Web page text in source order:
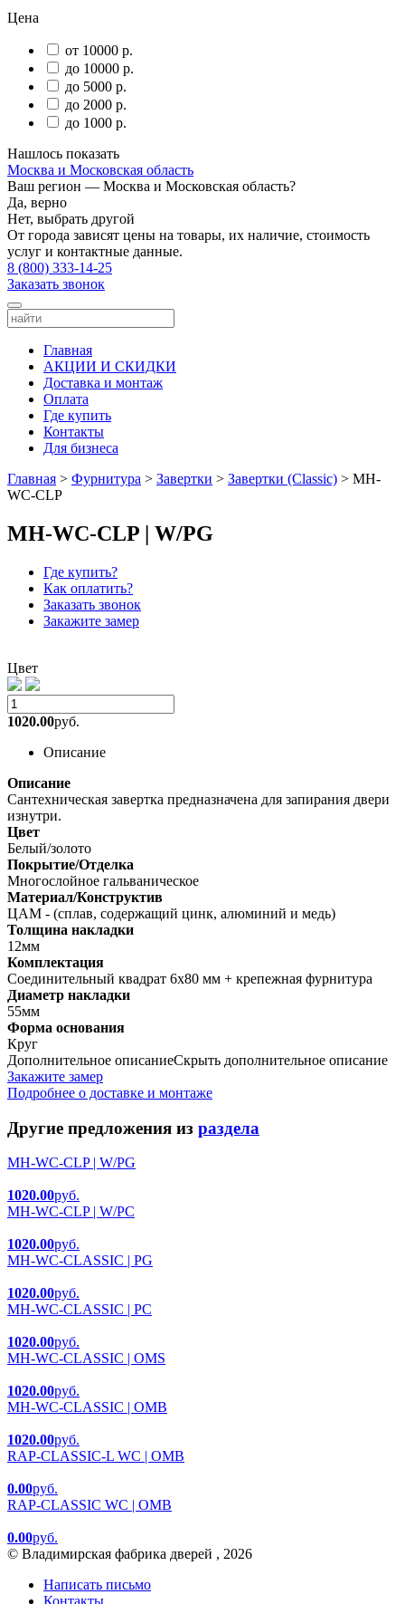
Цена
от 10000 р.
до 10000 р.
до 5000 р.
до 2000 р.
до 1000 р.
Нашлось показать
Москва и Московская область
Ваш регион — Москва и Московская область?
Да, верно
Нет, выбрать другой
От города зависят цены на товары, их наличие, стоимость
услуг и контактные данные.
8 (800) 333-14-25
Заказать звонок
Главная
АКЦИИ И СКИДКИ
Доставка и монтаж
Оплата
Где купить
Контакты
Для бизнеса
Главная > Фурнитура > Завертки > Завертки (Classic) > MH-
WC-CLP
MH-WC-CLP | W/PG
Где купить?
Как оплатить?
Заказать звонок
Закажите замер
Цвет
1020.00руб.
Описание
Описание
Сантехническая завертка предназначена для запирания двери
изнутри.
Цвет
Белый/золото
Покрытие/Отделка
Многослойное гальваническое
Материал/Конструктив
ЦАМ - (сплав, содержащий цинк, алюминий и медь)
Толщина накладки
12мм
Комплектация
Соединительный квадрат 6x80 мм + крепежная фурнитура
Диаметр накладки
55мм
Форма основания
Круг
Дополнительное описаниеСкрыть дополнительное описание
Закажите замер
Подробнее о доставке и монтаже
Другие предложения из раздела
MH-WC-CLP | W/PG
1020.00руб.
MH-WC-CLP | W/PC
1020.00руб.
MH-WC-CLASSIC | PG
1020.00руб.
MH-WC-CLASSIC | PC
1020.00руб.
MH-WC-CLASSIC | OMS
1020.00руб.
MH-WC-CLASSIC | OMB
1020.00руб.
RAP-CLASSIC-L WC | OMB
0.00руб.
RAP-CLASSIC WC | OMB
0.00руб.
© Владимирская фабрика дверей , 2026
Написать письмо